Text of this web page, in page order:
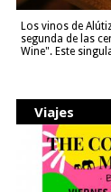
Los vinos de
segunda de las
Wine". Este
Viajes